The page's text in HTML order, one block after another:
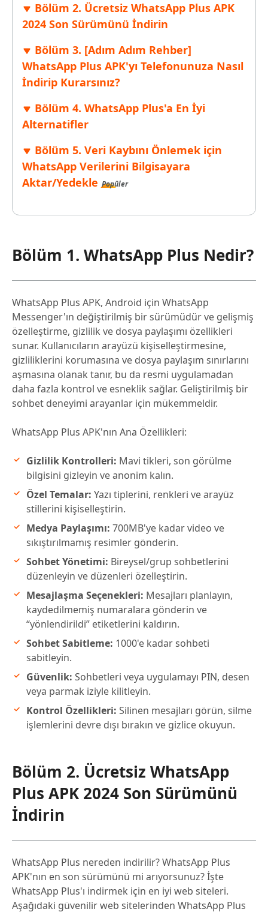
Bölüm 2. Ücretsiz WhatsApp Plus APK
2024 Son Sürümünü İndirin
Bölüm 3. [Adım Adım Rehber]
WhatsApp Plus APK'yı Telefonunuza Nasıl
İndirip Kurarsınız?
Bölüm 4. WhatsApp Plus'a En İyi
Alternatifler
Bölüm 5. Veri Kaybını Önlemek için
WhatsApp Verilerini Bilgisayara
Aktar/Yedekle Popüler
Bölüm 1. WhatsApp Plus Nedir?
WhatsApp Plus APK, Android için WhatsApp
Messenger'ın değiştirilmiş bir sürümüdür ve gelişmiş
özelleştirme, gizlilik ve dosya paylaşımı özellikleri
sunar. Kullanıcıların arayüzü kişiselleştirmesine,
gizliliklerini korumasına ve dosya paylaşım sınırlarını
aşmasına olanak tanır, bu da resmi uygulamadan
daha fazla kontrol ve esneklik sağlar. Geliştirilmiş bir
sohbet deneyimi arayanlar için mükemmeldir.
WhatsApp Plus APK'nın Ana Özellikleri:
Gizlilik Kontrolleri: Mavi tikleri, son görülme
bilgisini gizleyin ve anonim kalın.
Özel Temalar: Yazı tiplerini, renkleri ve arayüz
stillerini kişiselleştirin.
Medya Paylaşımı: 700MB'ye kadar video ve
sıkıştırılmamış resimler gönderin.
Sohbet Yönetimi: Bireysel/grup sohbetlerini
düzenleyin ve düzenleri özelleştirin.
Mesajlaşma Seçenekleri: Mesajları planlayın,
kaydedilmemiş numaralara gönderin ve
“yönlendirildi” etiketlerini kaldırın.
Sohbet Sabitleme: 1000'e kadar sohbeti
sabitleyin.
Güvenlik: Sohbetleri veya uygulamayı PIN, desen
veya parmak iziyle kilitleyin.
Kontrol Özellikleri: Silinen mesajları görün, silme
işlemlerini devre dışı bırakın ve gizlice okuyun.
Bölüm 2. Ücretsiz WhatsApp
Plus APK 2024 Son Sürümünü
İndirin
WhatsApp Plus nereden indirilir? WhatsApp Plus
APK'nın en son sürümünü mi arıyorsunuz? İşte
WhatsApp Plus'ı indirmek için en iyi web siteleri.
Aşağıdaki güvenilir web sitelerinden WhatsApp Plus